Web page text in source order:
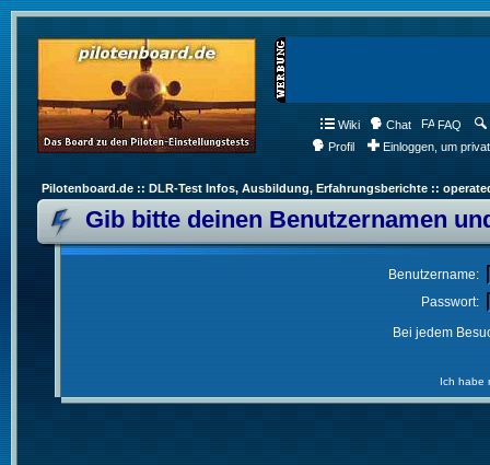
Wiki Chat FAQ
Profil
Einloggen, um
Pilotenboard.de :: DLR-Test Infos, Ausbildung, Erfahrungsberichte ::
Gib bitte deinen Benutzernamen
Benutzername:
Passwort:
Bei jedem
Ich habe